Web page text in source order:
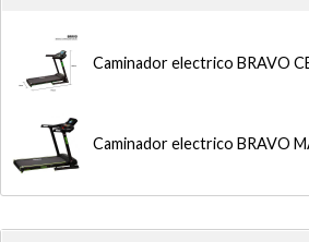
Caminador electrico BRAVO
Caminador electrico BRAVO